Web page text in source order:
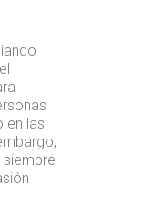
en las
siempre